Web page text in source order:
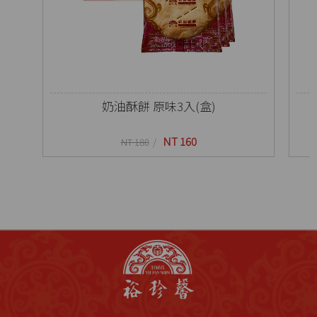
奶油酥餅 原味3入(盒)
NT 180 NT 160